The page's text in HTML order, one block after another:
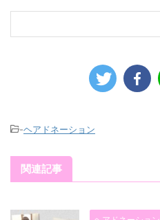
-ヘアドネーション
関連記事